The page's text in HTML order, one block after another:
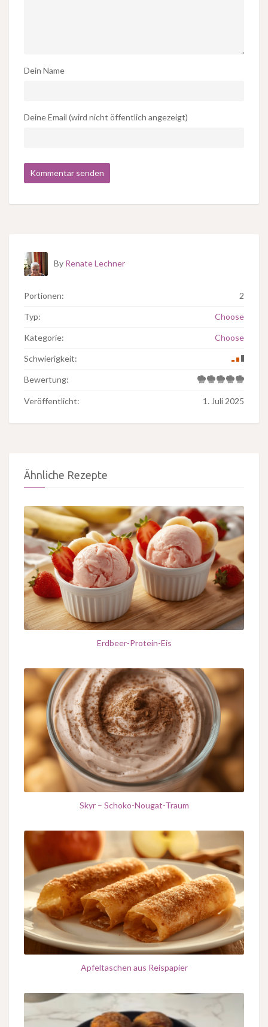
Dein Name
Deine Email (wird nicht öffentlich angezeigt)
By Renate Lechner
Portionen: 2
Typ: Choose
Kategorie: Choose
Schwierigkeit:
Bewertung:
Veröffentlicht: 1. Juli 2025
Ähnliche Rezepte
Erdbeer-Protein-Eis
Skyr – Schoko-Nougat-Traum
Apfeltaschen aus Reispapier